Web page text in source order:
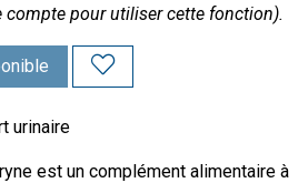
compte pour utiliser cette fonction).
urinaire
est un complément alimentaire à